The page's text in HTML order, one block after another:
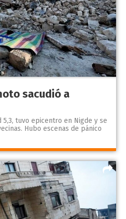
sacudió a
tuvo epicentro en Nigde y se
Hubo escenas de pánico